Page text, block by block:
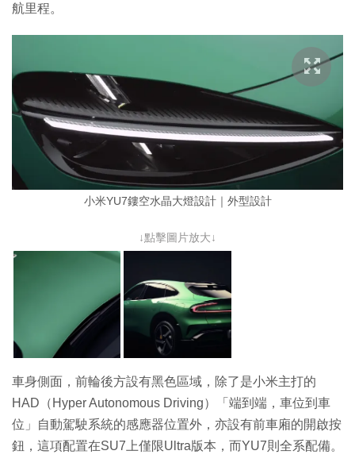
航里程。
小米YU7鏤空水晶大燈設計｜外型設計
↓點擊圖片放大↓
車身側面，前輪後方設有黑色區域，除了是小米主打的
HAD（Hyper Autonomous Driving）「端到端，車位到車
位」自動駕駛系統的感應器位置外，亦設有前車廂的開啟按
鈕，這項配置在SU7上僅限Ultra版本，而YU7則全系配備。